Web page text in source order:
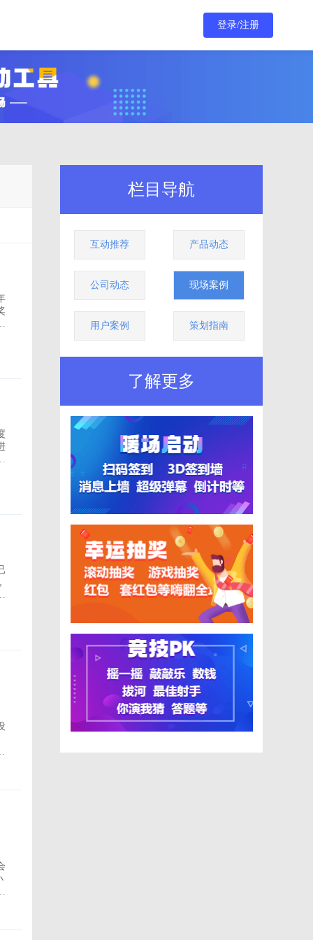
登录/注册
栏目导航
互动推荐 产品动态
公司动态 现场案例
用户案例 策划指南
了解更多